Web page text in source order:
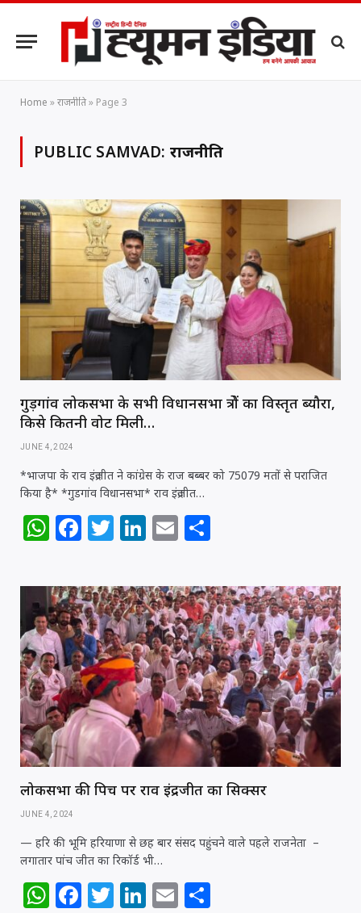
Home »राजनीति» Page 3
PUBLIC SAMVAD: राजनीति
गुड़गांव लोकसभा के सभी विधानसभा क्षेत्रों का विस्तृत ब्यौरा,
किसे कितनी वोट मिली…
JUNE 4, 2024
*भाजपा के राव इंद्रजीत ने कांग्रेस के राज बब्बर को 75079 मतों से पराजित
किया है* *गुडगांव विधानसभा* राव इंद्रजीत…
W
at
s
A
p
p
F
c
e
b
o
o
k
T
itt
e
r
Li
k
e
dI
n
E
ai
l
ar
e
लोकसभा की पिच पर राव इंद्रजीत का सिक्सर
JUNE 4, 2024
— हरि की भूमि हरियाणा से छह बार संसद पहुंचने वाले पहले राजनेता –
लगातार पांच जीत का रिकॉर्ड भी…
W F T Li E